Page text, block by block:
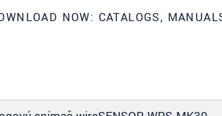
NOW: CATALOGS,
S vašimi údaji zacházíme důvěrně. Přečtěte si